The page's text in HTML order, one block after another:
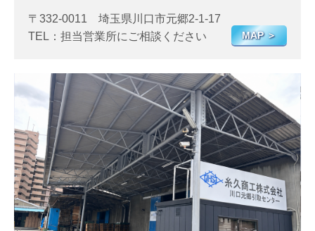
〒332-0011 埼玉県川口市元郷2-1-17
TEL：担当営業所にご相談ください
MAP ＞